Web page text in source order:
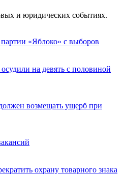
и юридических событиях.
«Яблоко» с выборов
на девять с половиной
возмещать ущерб при
охрану товарного знака